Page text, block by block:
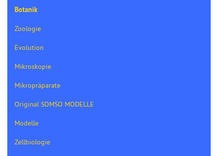
Botanik
Zoologie
Evolution
Mikroskopie
Mikropräparate
Original SOMSO MODELLE
Modelle
Zellbiologie